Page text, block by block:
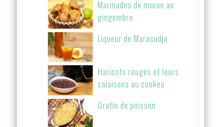
Marinades de morue au
gingembre
Liqueur de Maracudja
Haricots rouges et leurs
salaisons au cookeo
Gratin de poisson